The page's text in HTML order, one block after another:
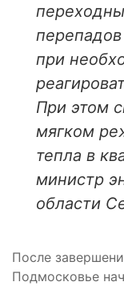
при
При этом
мягком
тепла в
министр
области
После
Подмосковье